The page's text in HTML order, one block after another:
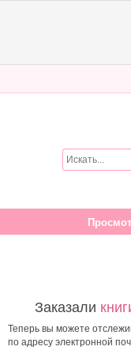
Заказали
Теперь вы можете
по адресу электронной